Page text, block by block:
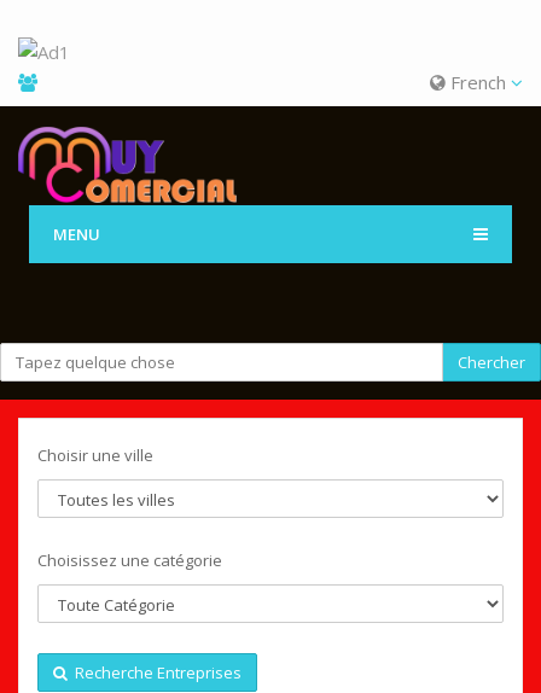
French
MENU
Chercher
Choisir une ville
Choisissez une catégorie
Recherche Entreprises